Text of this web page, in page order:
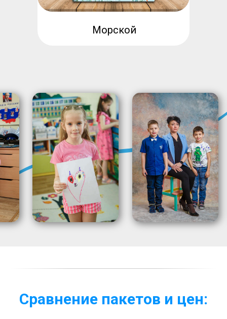
Морской
Сравнение пакетов и цен: